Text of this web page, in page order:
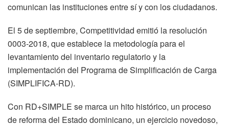
comunican las instituciones entre sí y con los ciudadanos.
El 5 de septiembre, Competitividad emitió la resolución
0003-2018, que establece la metodología para el
levantamiento del inventario regulatorio y la
implementación del Programa de Simplificación de Carga
(SIMPLIFICA-RD).
Con RD+SIMPLE se marca un hito histórico, un proceso
de reforma del Estado dominicano, un ejercicio novedoso,